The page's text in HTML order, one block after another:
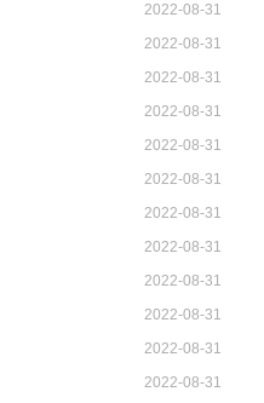
2022-08-31
2022-08-31
2022-08-31
2022-08-31
2022-08-31
2022-08-31
2022-08-31
2022-08-31
2022-08-31
2022-08-31
2022-08-31
2022-08-31